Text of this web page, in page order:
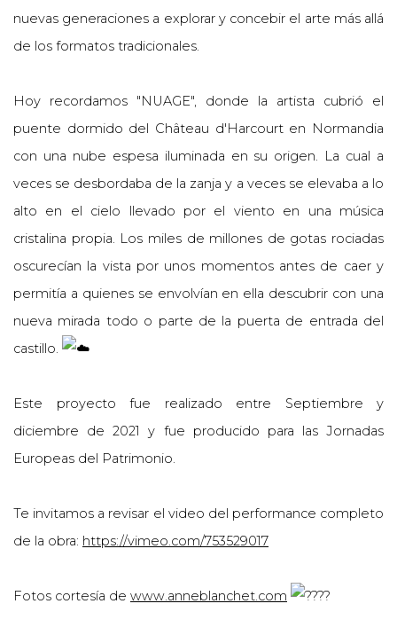
nuevas generaciones a explorar y concebir el arte más allá
de los formatos tradicionales.
Hoy recordamos "NUAGE", donde la artista cubrió el
puente dormido del Château d'Harcourt en Normandia
con una nube espesa iluminada en su origen. La cual a
veces se desbordaba de la zanja y a veces se elevaba a lo
alto en el cielo llevado por el viento en una música
cristalina propia. Los miles de millones de gotas rociadas
oscurecían la vista por unos momentos antes de caer y
permitía a quienes se envolvían en ella descubrir con una
nueva mirada todo o parte de la puerta de entrada del
castillo.
Este proyecto fue realizado entre Septiembre y
diciembre de 2021 y fue producido para las Jornadas
Europeas del Patrimonio.
Te invitamos a revisar el video del performance completo
de la obra: https://vimeo.com/753529017
Fotos cortesía de www.anneblanchet.com